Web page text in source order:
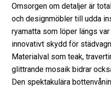
Omsorgen om detaljer är
och designmöbler till udda
ryamatta som löper längs
innovativt skydd för
Materialval som teak,
glittrande mosaik bidrar
Den spektakulära